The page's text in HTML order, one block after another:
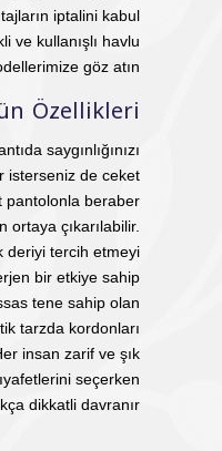
iptalini kabul
ve kullanışlı havlu
göz atın.
Özellikleri
saygınlığınızı
isterseniz de ceket
pantolonla beraber
çıkarılabilir.
deriyi tercih etmeyi
bir etkiye sahip
tene sahip olan
tarzda kordonları
insan zarif ve şık
seçerken
dikkatli davranır.